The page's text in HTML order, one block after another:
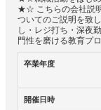
★☆ こちらの会社説
ついてのご説明を致
し・レジ打ち・深
門性を磨ける教育プ
卒業年度
開催日時